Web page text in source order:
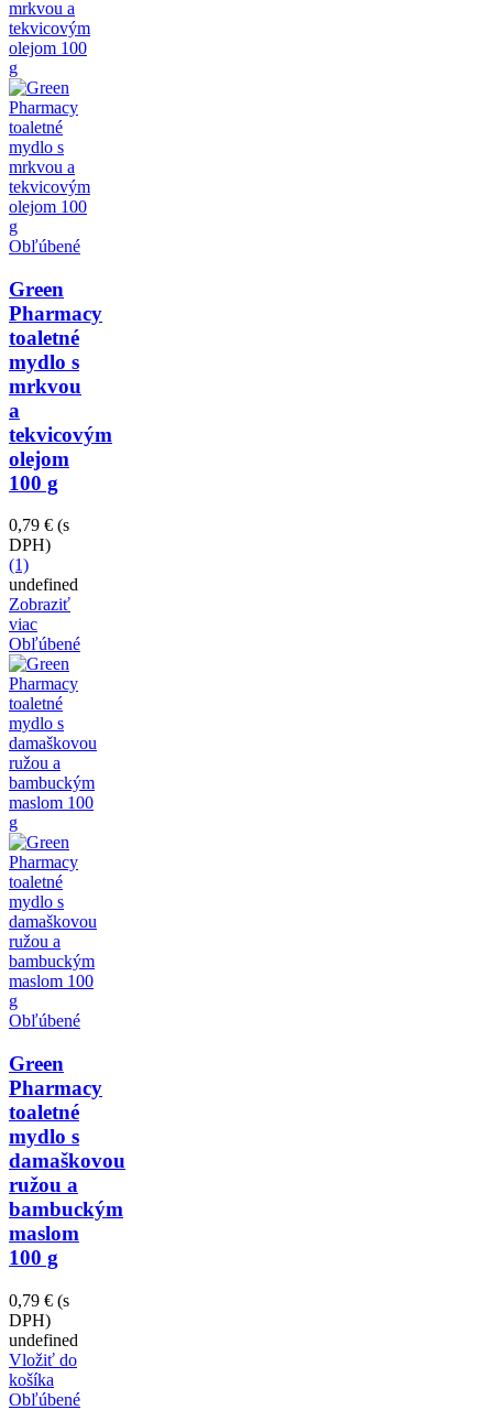
Obľúbené
Green
Pharmacy
toaletné
mydlo s
mrkvou
a
tekvicovým
olejom
100 g
0,79 € (s
DPH)
(1)
undefined
Zobraziť
viac
Obľúbené
Obľúbené
Green
Pharmacy
toaletné
mydlo s
damaškovou
ružou a
bambuckým
maslom
100 g
0,79 € (s
DPH)
undefined
Vložiť do
košíka
Obľúbené